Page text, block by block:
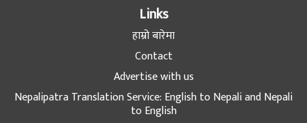
Links
हाम्रो बारेमा
Contact
Advertise with us
Nepalipatra Translation Service: English to Nepali and Nepali
to English